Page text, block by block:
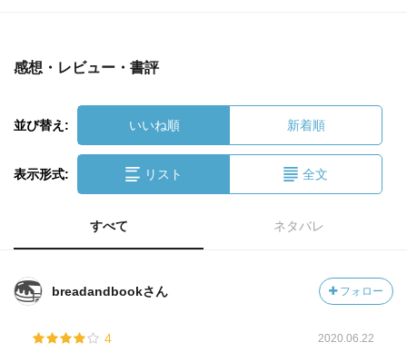
感想・レビュー・書評
並び替え: いいね順 新着順
表示形式: リスト 全文
すべて ネタバレ
breadandbookさん フォロー
4 2020.06.22